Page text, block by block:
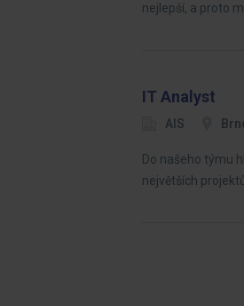
nejlepší, a proto
IT Analyst
AIS
Do našeho týmu
největších